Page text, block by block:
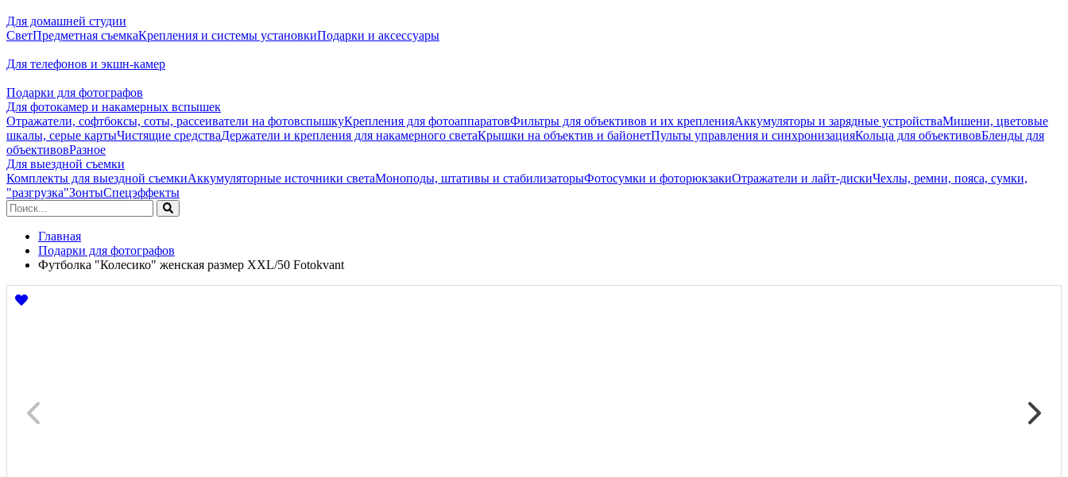
Для домашней студии
СветПредметная съемкаКрепления и системы установкиПодарки и аксессуары
Для телефонов и экшн-камер
Подарки для фотографов
Для фотокамер и накамерных вспышек
Отражатели, софтбоксы, соты, рассеиватели на фотовспышкуКрепления для фотоаппаратовФильтры для объективов и их крепленияАккумуляторы и зарядные устройстваМишени, цветовые
шкалы, серые картыЧистящие средстваДержатели и крепления для накамерного светаКрышки на объектив и байонетПульты управления и синхронизацияКольца для объективовБленды для
объективовРазное
Для выездной съемки
Комплекты для выездной съемкиАккумуляторные источники светаМоноподы, штативы и стабилизаторыФотосумки и фоторюкзакиОтражатели и лайт-дискиЧехлы, ремни, пояса, сумки,
"разгрузка"ЗонтыСпецэффекты
Главная
Подарки для фотографов
Футболка "Колесико" женская размер XXL/50 Fotokvant